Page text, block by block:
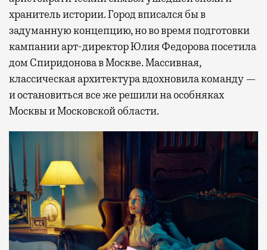
хранитель истории. Город вписался бы в
задуманную концепцию, но во время подготовки
кампании арт-директор Юлия Федорова посетила
дом Спиридонова в Москве. Массивная,
классическая архитектура вдохновила команду —
и остановиться все же решили на особняках
Москвы и Московской области.